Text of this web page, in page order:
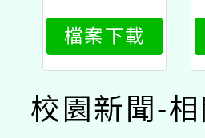
檔案下載
校園新聞-